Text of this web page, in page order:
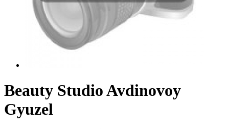
Beauty Studio Avdinovoy
Gyuzel